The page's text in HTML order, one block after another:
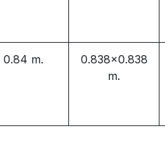
0.84 m.
0.838x0.838
m.